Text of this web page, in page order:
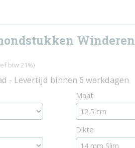
Winderen
btw 21%)
- Levertijd binnen 6 werkdagen
Maat
Dikte